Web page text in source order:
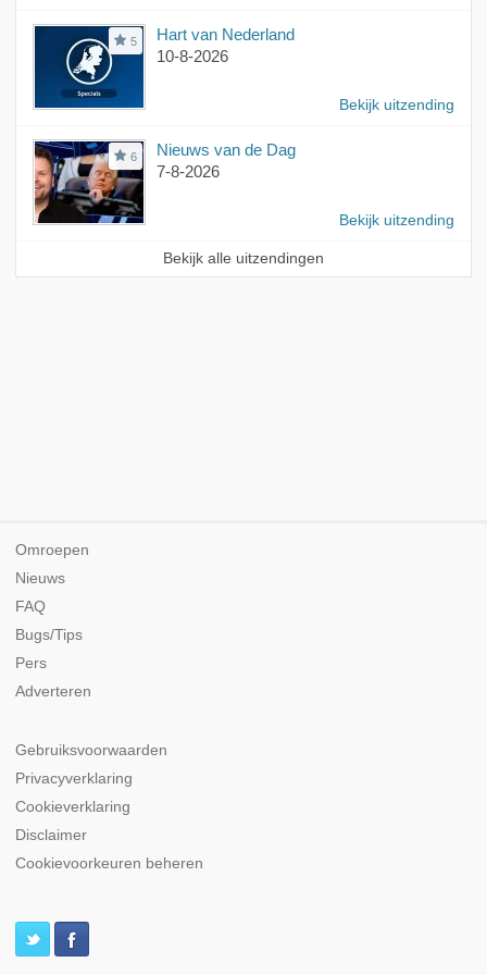
5
Hart van Nederland
10-8-2026
Bekijk uitzending
6
Nieuws van de Dag
7-8-2026
Bekijk uitzending
Bekijk alle uitzendingen
Omroepen
Nieuws
FAQ
Bugs/Tips
Pers
Adverteren
Gebruiksvoorwaarden
Privacyverklaring
Cookieverklaring
Disclaimer
Cookievoorkeuren beheren